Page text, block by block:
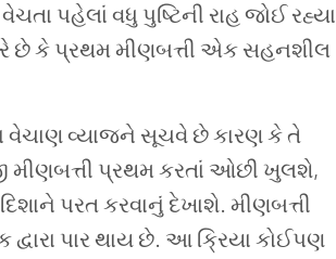
વેચતા પહેલાં વધુ પુષ્ટિની રાહ જોઈ રહ્યા
છેકે પ્રથમમીણબત્તી એક સહનશીલ
વેચાણવ્યાજને સૂચવે છેકારણકેતે
મીણબત્તી પ્રથમકરતાં ઓછી ખુલશે,
દિશાને પરતકરવાનું દેખાશે. મીણબત્તી
દ્વારા પારથાય છે. આ ક્રિયા કોઈપણ